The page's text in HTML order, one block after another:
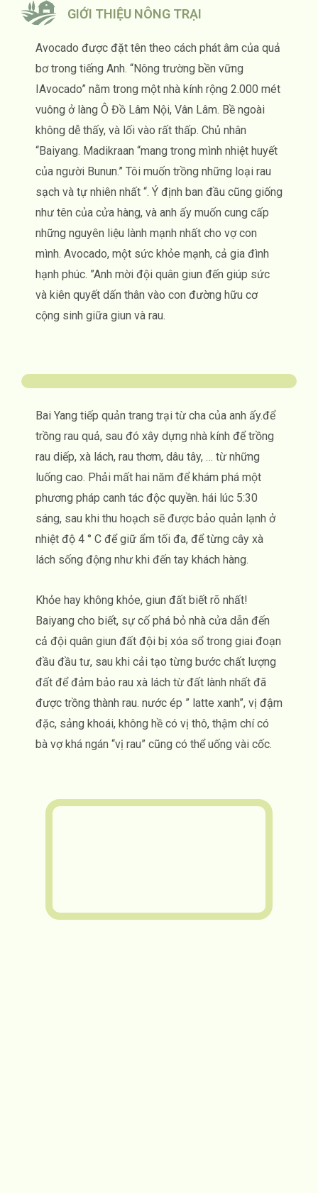
GIỚI THIỆU NÔNG TRẠI
Avocado được đặt tên theo cách phát âm của quả
bơ trong tiếng Anh. “Nông trường bền vững
IAvocado” nằm trong một nhà kính rộng 2.000 mét
vuông ở làng Ô Đồ Lâm Nội, Vân Lâm. Bề ngoài
không dễ thấy, và lối vào rất thấp. Chủ nhân
“Baiyang. Madikraan “mang trong mình nhiệt huyết
của người Bunun.” Tôi muốn trồng những loại rau
sạch và tự nhiên nhất “. Ý định ban đầu cũng giống
như tên của cửa hàng, và anh ấy muốn cung cấp
những nguyên liệu lành mạnh nhất cho vợ con
mình. Avocado, một sức khỏe mạnh, cả gia đình
hạnh phúc. ”Anh mời đội quân giun đến giúp sức
và kiên quyết dấn thân vào con đường hữu cơ
cộng sinh giữa giun và rau.
Bai Yang tiếp quản trang trại từ cha của anh ấy.để
trồng rau quả, sau đó xây dựng nhà kính để trồng
rau diếp, xà lách, rau thơm, dâu tây, … từ những
luống cao. Phải mất hai năm để khám phá một
phương pháp canh tác độc quyền. hái lúc 5:30
sáng, sau khi thu hoạch sẽ được bảo quản lạnh ở
nhiệt độ 4 ° C để giữ ẩm tối đa, để từng cây xà
lách sống động như khi đến tay khách hàng.
Khỏe hay không khỏe, giun đất biết rõ nhất!
Baiyang cho biết, sự cố phá bỏ nhà cửa dẫn đến
cả đội quân giun đất đội bị xóa sổ trong giai đoạn
đầu đầu tư, sau khi cải tạo từng bước chất lượng
đất để đảm bảo rau xà lách từ đất lành nhất đã
được trồng thành rau. nước ép ” latte xanh”, vị đậm
đặc, sảng khoái, không hề có vị thô, thậm chí có
bà vợ khá ngán “vị rau” cũng có thể uống vài cốc.